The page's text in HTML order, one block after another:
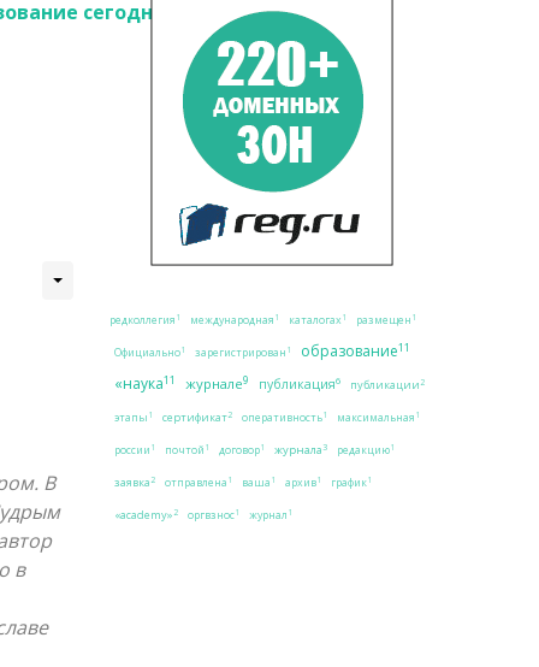
сегодня № 11(58),
В
в
редколлегия 1 международная 1 каталогах 1 размещен 1
Официально1 зарегистрирован 1 образование11
«наука11 журнале9 публикация6 публикации 2
этапы 1 сертификат2 оперативность1 максимальная 1
россии 1 почтой 1 договор1 журнала 3 редакцию1
заявка 2 отправлена 1 ваша 1 архив1 график1
«academy» 2 оргвзнос1 журнал 1